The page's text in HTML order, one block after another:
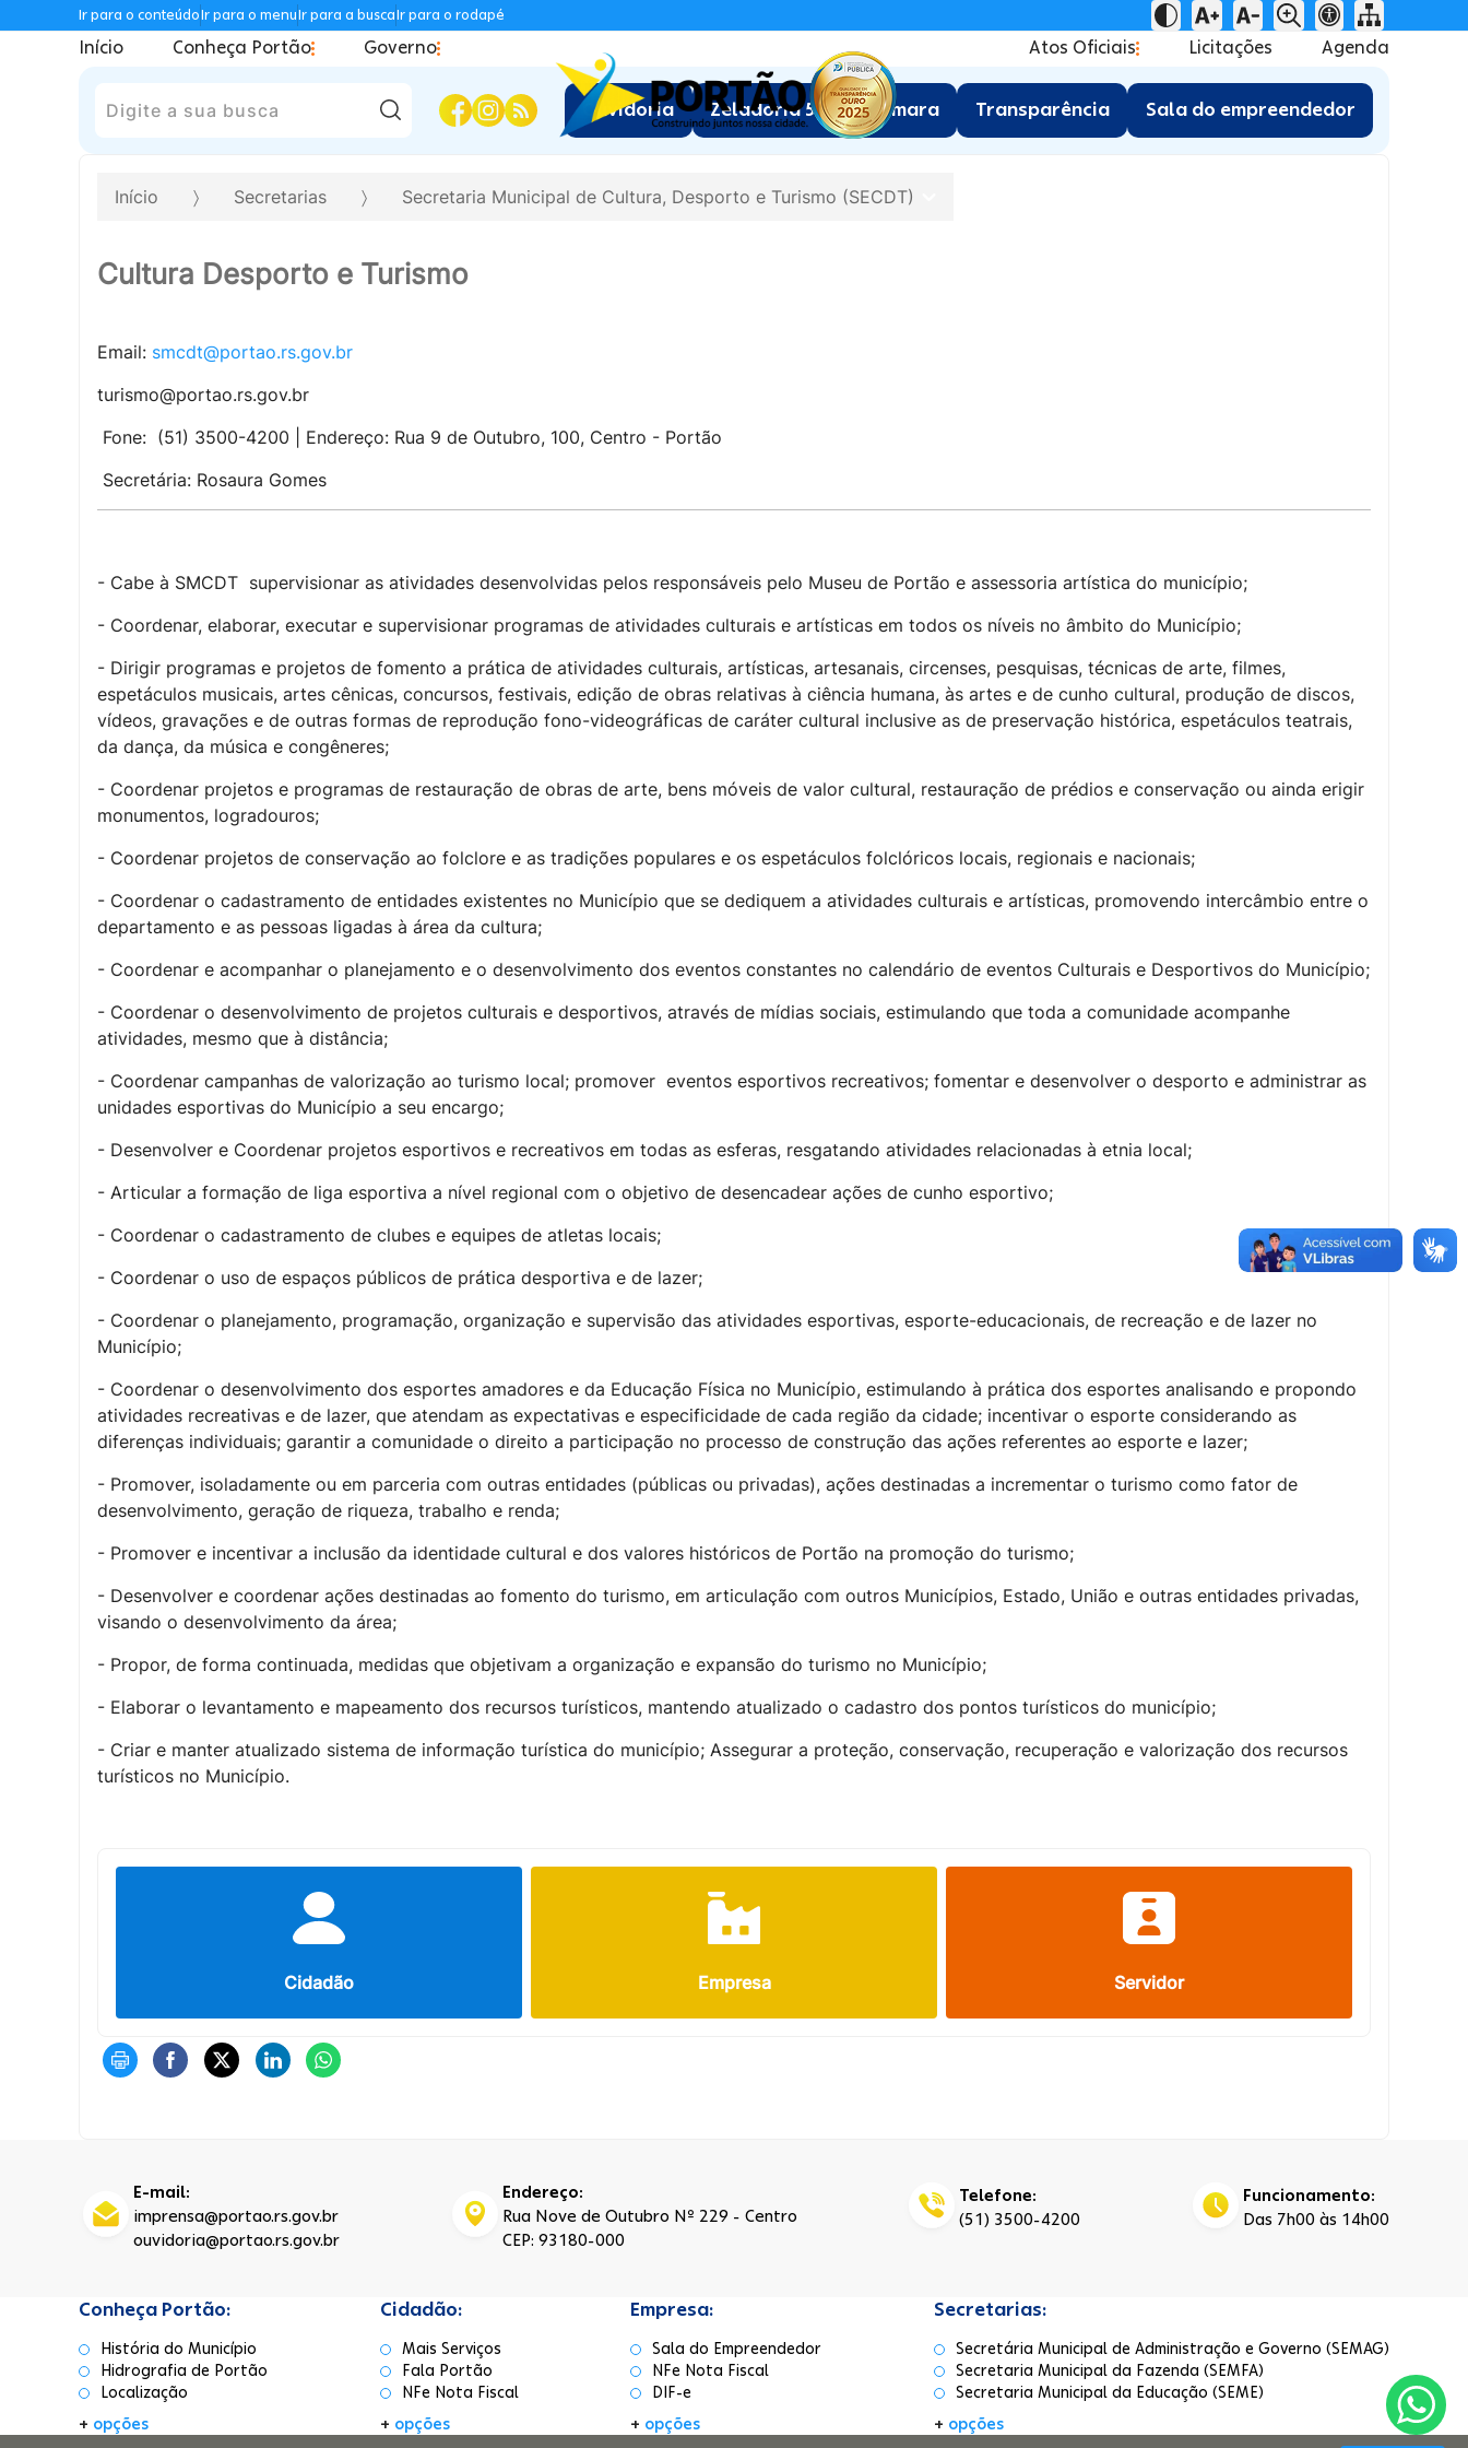
Ir para o conteúdoIr para o menuIr para a buscaIr para o rodapé
Início Conheça Portão Governo Atos Oficiais Licitações Agenda
Pesquisar:
Ouvidoria Zeladoria 5.0 Câmara Transparência Sala do empreendedor
Início Secretarias Secretaria Municipal de Cultura, Desporto e Turismo (SECDT)
Cultura Desporto e Turismo
Email: smcdt@portao.rs.gov.br
turismo@portao.rs.gov.br
Fone: (51) 3500-4200 | Endereço: Rua 9 de Outubro, 100, Centro - Portão
Secretária: Rosaura Gomes
- Cabe à SMCDT supervisionar as atividades desenvolvidas pelos responsáveis pelo Museu de Portão e assessoria artística do município;
- Coordenar, elaborar, executar e supervisionar programas de atividades culturais e artísticas em todos os níveis no âmbito do Município;
- Dirigir programas e projetos de fomento a prática de atividades culturais, artísticas, artesanais, circenses, pesquisas, técnicas de arte, filmes,
espetáculos musicais, artes cênicas, concursos, festivais, edição de obras relativas à ciência humana, às artes e de cunho cultural, produção de discos,
vídeos, gravações e de outras formas de reprodução fono-videográficas de caráter cultural inclusive as de preservação histórica, espetáculos teatrais,
da dança, da música e congêneres;
- Coordenar projetos e programas de restauração de obras de arte, bens móveis de valor cultural, restauração de prédios e conservação ou ainda erigir
monumentos, logradouros;
- Coordenar projetos de conservação ao folclore e as tradições populares e os espetáculos folclóricos locais, regionais e nacionais;
- Coordenar o cadastramento de entidades existentes no Município que se dediquem a atividades culturais e artísticas, promovendo intercâmbio entre o
departamento e as pessoas ligadas à área da cultura;
- Coordenar e acompanhar o planejamento e o desenvolvimento dos eventos constantes no calendário de eventos Culturais e Desportivos do Município;
- Coordenar o desenvolvimento de projetos culturais e desportivos, através de mídias sociais, estimulando que toda a comunidade acompanhe
atividades, mesmo que à distância;
- Coordenar campanhas de valorização ao turismo local; promover eventos esportivos recreativos; fomentar e desenvolver o desporto e administrar as
unidades esportivas do Município a seu encargo;
- Desenvolver e Coordenar projetos esportivos e recreativos em todas as esferas, resgatando atividades relacionadas à etnia local;
- Articular a formação de liga esportiva a nível regional com o objetivo de desencadear ações de cunho esportivo;
- Coordenar o cadastramento de clubes e equipes de atletas locais;
- Coordenar o uso de espaços públicos de prática desportiva e de lazer;
- Coordenar o planejamento, programação, organização e supervisão das atividades esportivas, esporte-educacionais, de recreação e de lazer no
Município;
- Coordenar o desenvolvimento dos esportes amadores e da Educação Física no Município, estimulando à prática dos esportes analisando e propondo
atividades recreativas e de lazer, que atendam as expectativas e especificidade de cada região da cidade; incentivar o esporte considerando as
diferenças individuais; garantir a comunidade o direito a participação no processo de construção das ações referentes ao esporte e lazer;
- Promover, isoladamente ou em parceria com outras entidades (públicas ou privadas), ações destinadas a incrementar o turismo como fator de
desenvolvimento, geração de riqueza, trabalho e renda;
- Promover e incentivar a inclusão da identidade cultural e dos valores históricos de Portão na promoção do turismo;
- Desenvolver e coordenar ações destinadas ao fomento do turismo, em articulação com outros Municípios, Estado, União e outras entidades privadas,
visando o desenvolvimento da área;
- Propor, de forma continuada, medidas que objetivam a organização e expansão do turismo no Município;
- Elaborar o levantamento e mapeamento dos recursos turísticos, mantendo atualizado o cadastro dos pontos turísticos do município;
- Criar e manter atualizado sistema de informação turística do município; Assegurar a proteção, conservação, recuperação e valorização dos recursos
turísticos no Município.
Cidadão Empresa Servidor
E-mail:
imprensa@portao.rs.gov.br
ouvidoria@portao.rs.gov.br
Endereço:
Rua Nove de Outubro Nº 229 - Centro
CEP: 93180-000
Telefone:
(51) 3500-4200
Funcionamento:
Das 7h00 às 14h00
Conheça Portão:
História do Município
Hidrografia de Portão
Localização
+ opções
Cidadão:
Mais Serviços
Fala Portão
NFe Nota Fiscal
+ opções
Empresa:
Sala do Empreendedor
NFe Nota Fiscal
DIF-e
+ opções
Secretarias:
Secretária Municipal de Administração e Governo (SEMAG)
Secretaria Municipal da Fazenda (SEMFA)
Secretaria Municipal da Educação (SEME)
+ opções